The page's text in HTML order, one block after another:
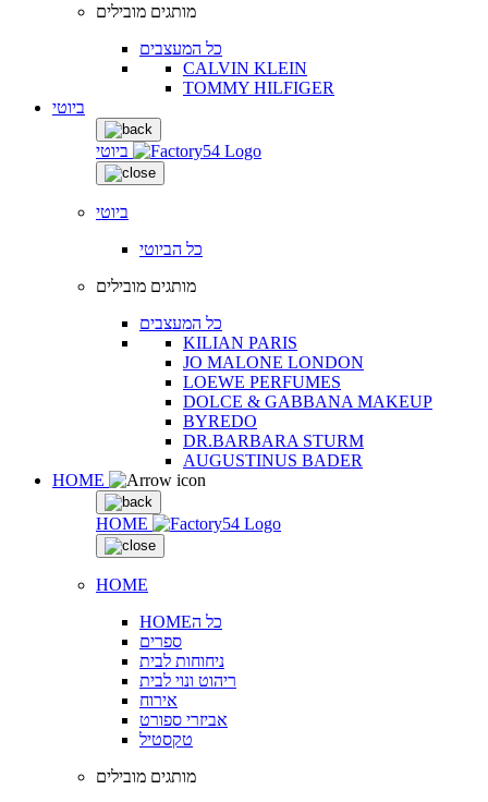
מותגים מובילים
כל המעצבים
CALVIN KLEIN
TOMMY HILFIGER
ביוטי
ביוטי
ביוטי
כל הביוטי
מותגים מובילים
כל המעצבים
KILIAN PARIS
JO MALONE LONDON
LOEWE PERFUMES
DOLCE & GABBANA MAKEUP
BYREDO
DR.BARBARA STURM
AUGUSTINUS BADER
HOME
HOME
HOME
HOMEכל ה
ספרים
ניחוחות לבית
ריהוט ונוי לבית
אירוח
אביזרי ספורט
טקסטיל
מותגים מובילים